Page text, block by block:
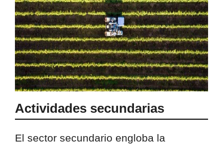
Actividades secundarias
El sector secundario engloba la